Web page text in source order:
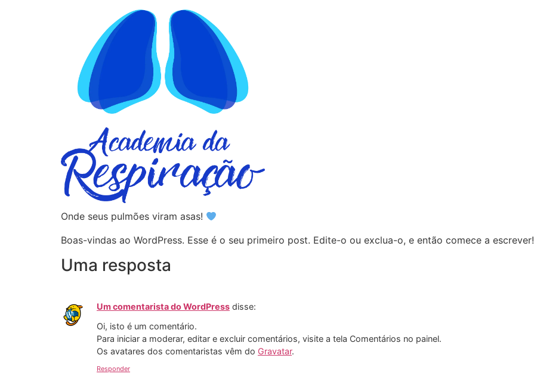
Onde seus pulmões viram asas!
Boas-vindas ao WordPress. Esse é o seu primeiro post. Edite-o ou exclua-o, e então comece a escrever!
Uma resposta
Um comentarista do WordPress disse:
Oi, isto é um comentário.
Para iniciar a moderar, editar e excluir comentários, visite a tela Comentários no painel.
Os avatares dos comentaristas vêm do Gravatar.
Responder